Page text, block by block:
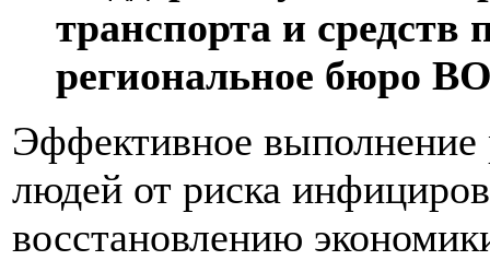
транспорта и
региональное бюро
Эффективное выполнение
людей от риска
восстановлению